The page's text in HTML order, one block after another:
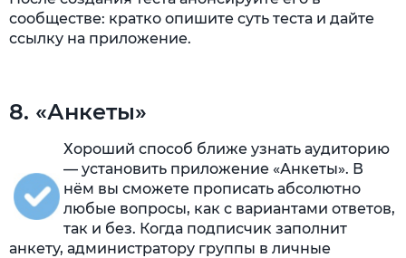
сообществе: кратко опишите суть теста и дайте
ссылку на приложение.
8. «Анкеты»
Хороший способ ближе узнать аудиторию
— установить приложение «Анкеты». В
нём вы сможете прописать абсолютно
любые вопросы, как с вариантами ответов,
так и без. Когда подписчик заполнит
анкету, администратору группы в личные